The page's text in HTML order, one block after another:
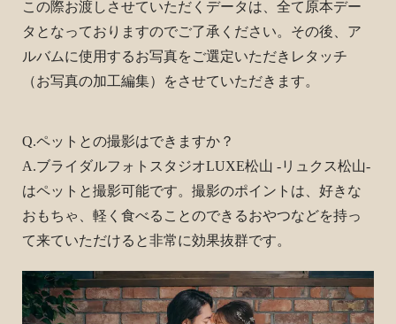
この際お渡しさせていただくデータは、全て原本デー
タとなっておりますのでご了承ください。その後、ア
ルバムに使用するお写真をご選定いただきレタッチ
（お写真の加工編集）をさせていただきます。
Q.ペットとの撮影はできますか？
A.ブライダルフォトスタジオLUXE松山 -リュクス松山-
はペットと撮影可能です。撮影のポイントは、好きな
おもちゃ、軽く食べることのできるおやつなどを持っ
て来ていただけると非常に効果抜群です。